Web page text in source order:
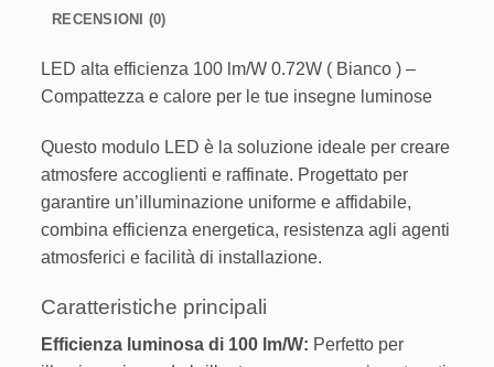
RECENSIONI (0)
LED alta efficienza 100 lm/W 0.72W ( Bianco ) –
Compattezza e calore per le tue insegne luminose
Questo modulo LED è la soluzione ideale per creare
atmosfere accoglienti e raffinate. Progettato per
garantire un’illuminazione uniforme e affidabile,
combina efficienza energetica, resistenza agli agenti
atmosferici e facilità di installazione.
Caratteristiche principali
Efficienza luminosa di 100 lm/W: Perfetto per